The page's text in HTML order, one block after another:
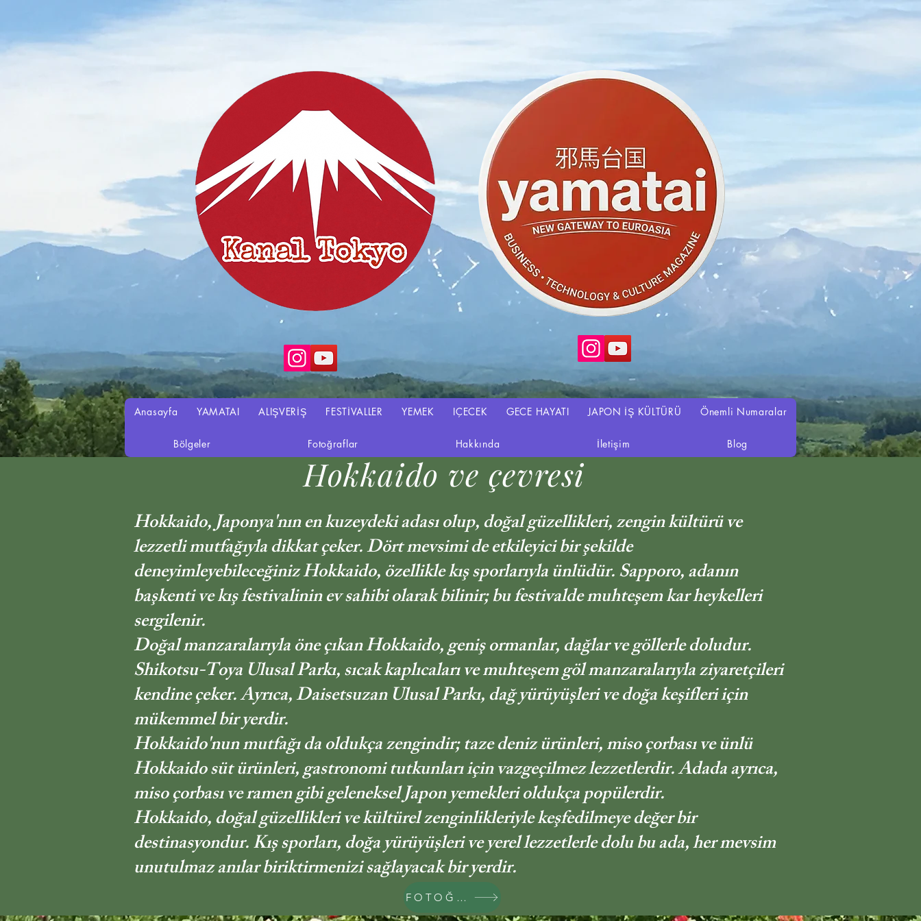
Anasayfa YAMATAI ALIŞVERİŞ FESTİVALLER YEMEK IÇECEK GECE HAYATI JAPON İŞ KÜLTÜRÜ Önemli Numaralar
Bölgeler Fotoğraflar Hakkında İletişim Blog
Hokkaido ve çevresi
Hokkaido, Japonya'nın en kuzeydeki adası olup, doğal güzellikleri, zengin kültürü ve
lezzetli mutfağıyla dikkat çeker. Dört mevsimi de etkileyici bir şekilde
deneyimleyebileceğiniz Hokkaido, özellikle kış sporlarıyla ünlüdür. Sapporo, adanın
başkenti ve kış festivalinin ev sahibi olarak bilinir; bu festivalde muhteşem kar heykelleri
sergilenir.
Doğal manzaralarıyla öne çıkan Hokkaido, geniş ormanlar, dağlar ve göllerle doludur.
Shikotsu-Toya Ulusal Parkı, sıcak kaplıcaları ve muhteşem göl manzaralarıyla ziyaretçileri
kendine çeker. Ayrıca, Daisetsuzan Ulusal Parkı, dağ yürüyüşleri ve doğa keşifleri için
mükemmel bir yerdir.
Hokkaido'nun mutfağı da oldukça zengindir; taze deniz ürünleri, miso çorbası ve ünlü
Hokkaido süt ürünleri, gastronomi tutkunları için vazgeçilmez lezzetlerdir. Adada ayrıca,
miso çorbası ve ramen gibi geleneksel Japon yemekleri oldukça popülerdir.
Hokkaido, doğal güzellikleri ve kültürel zenginlikleriyle keşfedilmeye değer bir
destinasyondur. Kış sporları, doğa yürüyüşleri ve yerel lezzetlerle dolu bu ada, her mevsim
unutulmaz anılar biriktirmenizi sağlayacak bir yerdir.
FOTOĞRAFLAR